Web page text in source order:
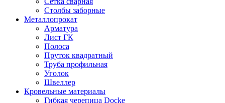
Столбы заборные
Металлопрокат
Арматура
Лист ГК
Полоса
Пруток квадратный
Труба профильная
Уголок
Швеллер
Кровельные материалы
Гибкая черепица Docke